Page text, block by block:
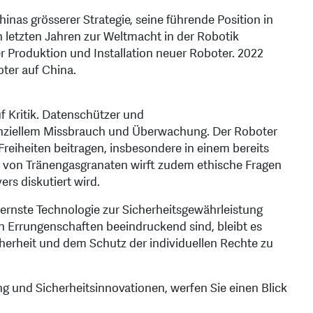
grösserer Strategie, seine führende Position in
Jahren zur Weltmacht in der Robotik
und Installation neuer Roboter. 2022
auf China.
Kritik. Datenschützer und
Missbrauch und Überwachung. Der Roboter
beitragen, insbesondere in einem bereits
Tränengasgranaten wirft zudem ethische Fragen
diskutiert wird.
Technologie zur Sicherheitsgewährleistung
Errungenschaften beeindruckend sind, bleibt es
und dem Schutz der individuellen Rechte zu
und Sicherheitsinnovationen, werfen Sie einen Blick